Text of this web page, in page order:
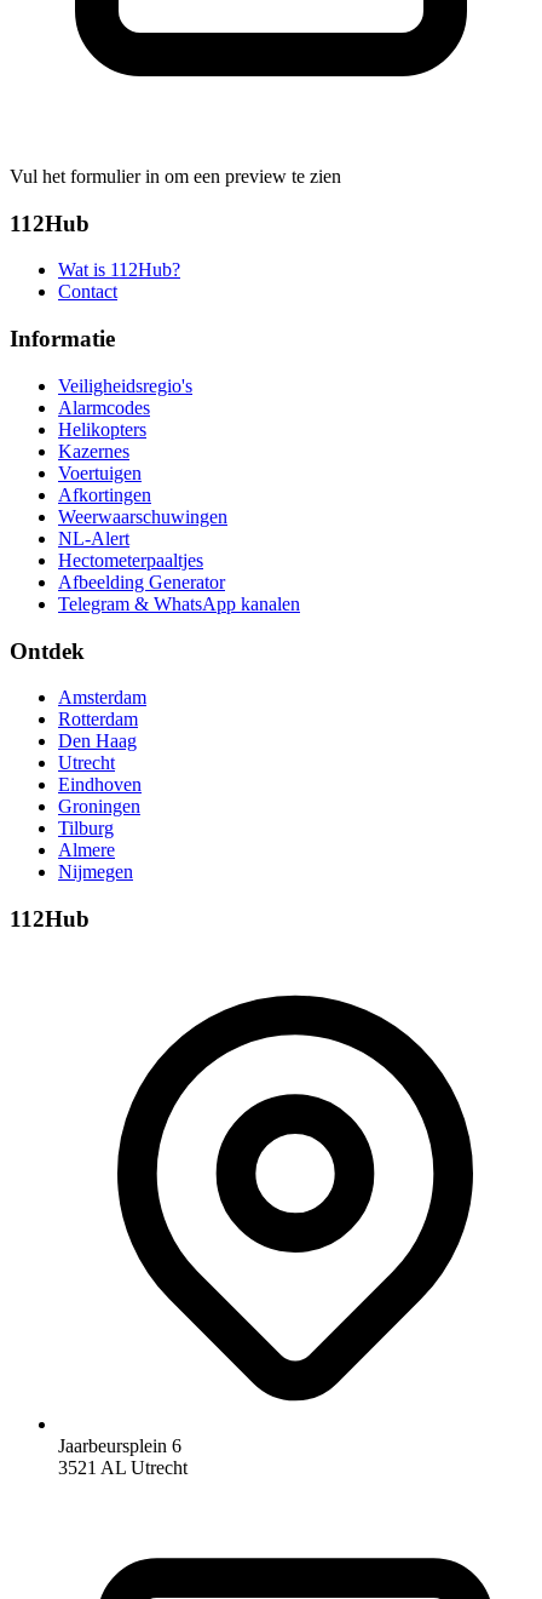
Vul het formulier in om een preview te zien
112Hub
Wat is 112Hub?
Contact
Informatie
Veiligheidsregio's
Alarmcodes
Helikopters
Kazernes
Voertuigen
Afkortingen
Weerwaarschuwingen
NL-Alert
Hectometerpaaltjes
Afbeelding Generator
Telegram & WhatsApp kanalen
Ontdek
Amsterdam
Rotterdam
Den Haag
Utrecht
Eindhoven
Groningen
Tilburg
Almere
Nijmegen
112Hub
Jaarbeursplein 6
3521 AL Utrecht